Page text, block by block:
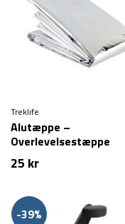
Treklife
Alutæppe –
Overlevelsestæppe
25 kr
-39%